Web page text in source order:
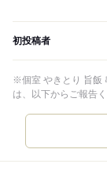
初投稿者
※個室 やきとり 旨飯
は、以下からご報告く